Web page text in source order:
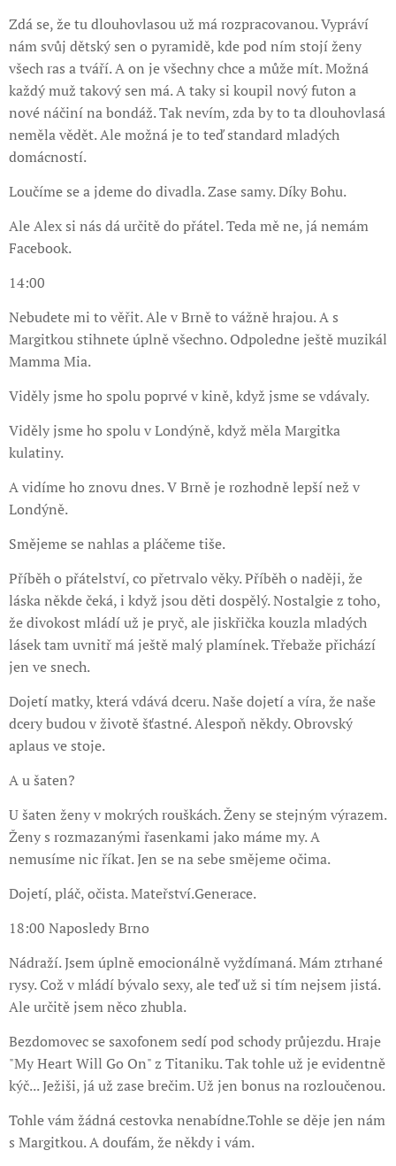
Zdá se, že tu dlouhovlasou už má rozpracovanou. Vypráví
nám svůj dětský sen o pyramidě, kde pod ním stojí ženy
všech ras a tváří. A on je všechny chce a může mít. Možná
každý muž takový sen má. A taky si koupil nový futon a
nové náčiní na bondáž. Tak nevím, zda by to ta dlouhovlasá
neměla vědět. Ale možná je to teď standard mladých
domácností.
Loučíme se a jdeme do divadla. Zase samy. Díky Bohu.
Ale Alex si nás dá určitě do přátel. Teda mě ne, já nemám
Facebook.
14:00
Nebudete mi to věřit. Ale v Brně to vážně hrajou. A s
Margitkou stihnete úplně všechno. Odpoledne ještě muzikál
Mamma Mia.
Viděly jsme ho spolu poprvé v kině, když jsme se vdávaly.
Viděly jsme ho spolu v Londýně, když měla Margitka
kulatiny.
A vidíme ho znovu dnes. V Brně je rozhodně lepší než v
Londýně.
Smějeme se nahlas a pláčeme tiše.
Příběh o přátelství, co přetrvalo věky. Příběh o naději, že
láska někde čeká, i když jsou děti dospělý. Nostalgie z toho,
že divokost mládí už je pryč, ale jiskřička kouzla mladých
lásek tam uvnitř má ještě malý plamínek. Třebaže přichází
jen ve snech.
Dojetí matky, která vdává dceru. Naše dojetí a víra, že naše
dcery budou v životě šťastné. Alespoň někdy. Obrovský
aplaus ve stoje.
A u šaten?
U šaten ženy v mokrých rouškách. Ženy se stejným výrazem.
Ženy s rozmazanými řasenkami jako máme my. A
nemusíme nic říkat. Jen se na sebe smějeme očima.
Dojetí, pláč, očista. Mateřství.Generace.
18:00 Naposledy Brno
Nádraží. Jsem úplně emocionálně vyždímaná. Mám ztrhané
rysy. Což v mládí bývalo sexy, ale teď už si tím nejsem jistá.
Ale určitě jsem něco zhubla.
Bezdomovec se saxofonem sedí pod schody průjezdu. Hraje
"My Heart Will Go On" z Titaniku. Tak tohle už je evidentně
kýč... Ježiši, já už zase brečim. Už jen bonus na rozloučenou.
Tohle vám žádná cestovka nenabídne.Tohle se děje jen nám
s Margitkou. A doufám, že někdy i vám.